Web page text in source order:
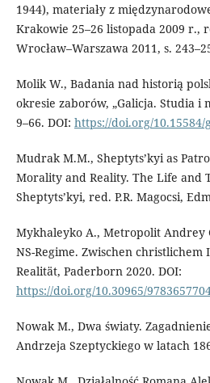
1944), materiały z
Krakowie 25–26 listopada 2009 r.,
Wrocław–Warszawa 2011, s.
Molik W., Badania nad historią
okresie zaborów, „Galicja. Studia i
9–66. DOI: https://doi.org/10.15584/
Mudrak M.M., Sheptyts’kyi as
Morality and Reality. The Life and
Sheptyts’kyi, red. P.R. Magocsi,
Mykhaleyko A., Metropolit Andrey
NS-Regime. Zwischen
Realität, Paderborn 2020. DOI:
https://doi.org/10.30965/
Nowak M., Dwa światy.
Andrzeja Szeptyckiego w latach